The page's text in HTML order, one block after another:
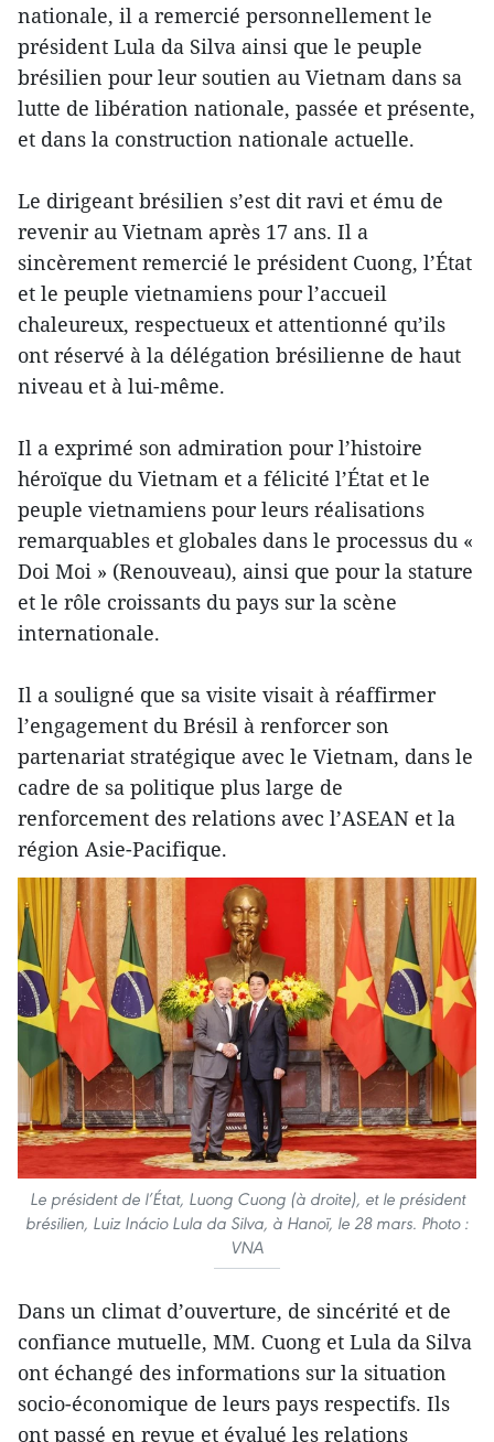
nationale, il a remercié personnellement le
président Lula da Silva ainsi que le peuple
brésilien pour leur soutien au Vietnam dans sa
lutte de libération nationale, passée et présente,
et dans la construction nationale actuelle.
Le dirigeant brésilien s’est dit ravi et ému de
revenir au Vietnam après 17 ans. Il a
sincèrement remercié le président Cuong, l’État
et le peuple vietnamiens pour l’accueil
chaleureux, respectueux et attentionné qu’ils
ont réservé à la délégation brésilienne de haut
niveau et à lui-même.
Il a exprimé son admiration pour l’histoire
héroïque du Vietnam et a félicité l’État et le
peuple vietnamiens pour leurs réalisations
remarquables et globales dans le processus du «
Doi Moi » (Renouveau), ainsi que pour la stature
et le rôle croissants du pays sur la scène
internationale.
Il a souligné que sa visite visait à réaffirmer
l’engagement du Brésil à renforcer son
partenariat stratégique avec le Vietnam, dans le
cadre de sa politique plus large de
renforcement des relations avec l’ASEAN et la
région Asie-Pacifique.
Le président de l’État, Luong Cuong (à droite), et le président
brésilien, Luiz Inácio Lula da Silva, à Hanoï, le 28 mars. Photo :
VNA
Dans un climat d’ouverture, de sincérité et de
confiance mutuelle, MM. Cuong et Lula da Silva
ont échangé des informations sur la situation
socio-économique de leurs pays respectifs. Ils
ont passé en revue et évalué les relations